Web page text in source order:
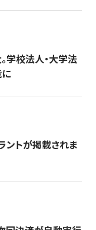
学校法人・大学法
ントが掲載されま